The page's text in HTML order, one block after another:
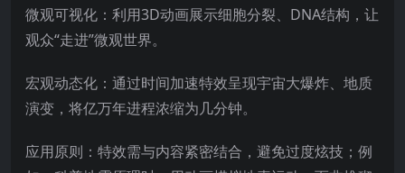
微观可视化：利用3D动画展示细胞分裂、DNA结构，让
观众“走进”微观世界。
宏观动态化：通过时间加速特效呈现宇宙大爆炸、地质
演变，将亿万年进程浓缩为几分钟。
应用原则：特效需与内容紧密结合，避免过度炫技；例